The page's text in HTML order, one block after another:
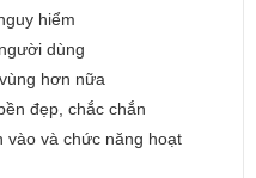
hiểm
dùng
hơn nữa
đẹp, chắc chắn
vào và chức năng hoạt